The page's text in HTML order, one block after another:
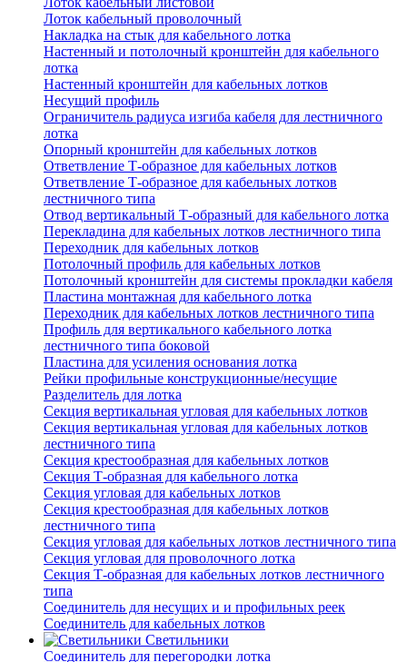
Лоток кабельный проволочный
Накладка на стык для кабельного лотка
Настенный и потолочный кронштейн для кабельного
лотка
Настенный кронштейн для кабельных лотков
Несущий профиль
Ограничитель радиуса изгиба кабеля для лестничного
лотка
Опорный кронштейн для кабельных лотков
Ответвление Т-образное для кабельных лотков
Ответвление Т-образное для кабельных лотков
лестничного типа
Отвод вертикальный Т-образный для кабельного лотка
Перекладина для кабельных лотков лестничного типа
Переходник для кабельных лотков
Потолочный профиль для кабельных лотков
Потолочный кронштейн для системы прокладки кабеля
Пластина монтажная для кабельного лотка
Переходник для кабельных лотков лестничного типа
Профиль для вертикального кабельного лотка
лестничного типа боковой
Пластина для усиления основания лотка
Рейки профильные конструкционные/несущие
Разделитель для лотка
Секция вертикальная угловая для кабельных лотков
Секция вертикальная угловая для кабельных лотков
лестничного типа
Секция крестообразная для кабельных лотков
Секция Т-образная для кабельного лотка
Секция угловая для кабельных лотков
Секция крестообразная для кабельных лотков
лестничного типа
Секция угловая для кабельных лотков лестничного типа
Секция угловая для проволочного лотка
Секция Т-образная для кабельных лотков лестничного
типа
Соединитель для несущих и и профильных реек
Соединитель для кабельных лотков
Светильники
Соединитель для перегородки лотка